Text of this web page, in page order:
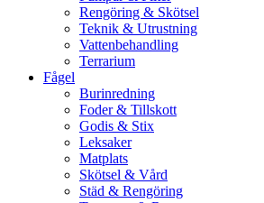
Rengöring & Skötsel
Teknik & Utrustning
Vattenbehandling
Terrarium
Fågel
Burinredning
Foder & Tillskott
Godis & Stix
Leksaker
Matplats
Skötsel & Vård
Städ & Rengöring